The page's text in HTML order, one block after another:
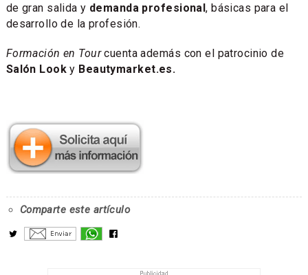
de gran salida y demanda profesional, básicas para el
desarrollo de la profesión.
Formación en Tourcuenta además con el patrocinio de
Salón Look y Beautymarket.es.
Comparte este artículo